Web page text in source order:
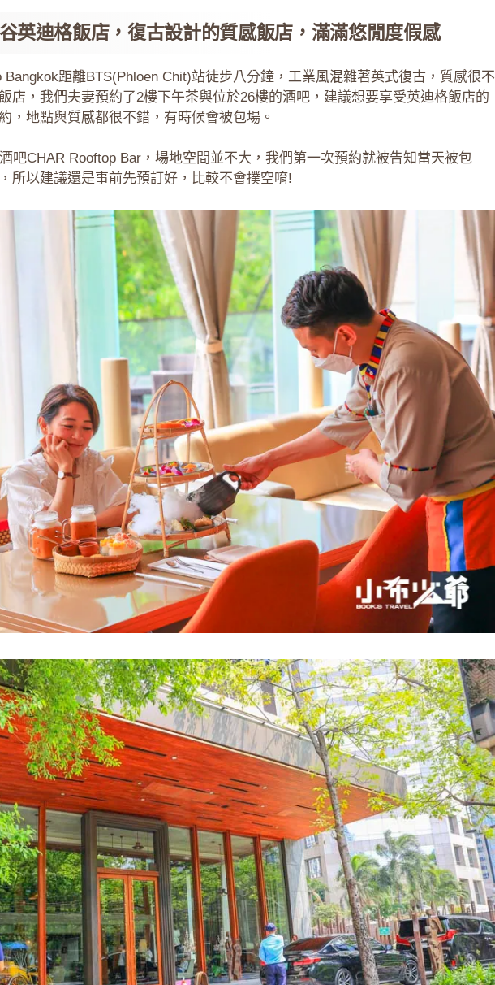
英迪格飯店，復古設計的質感飯店，滿滿悠閒度假感
距離BTS(Phloen Chit)站徒步八分鐘，工業風混雜著英式復古，質感很不
店，我們夫妻預約了2樓下午茶與位於26樓的酒吧，建議想要享受英迪格飯店的
，地點與質感都很不錯，有時候會被包場。
吧CHAR Rooftop Bar，場地空間並不大，我們第一次預約就被告知當天被包
所以建議還是事前先預訂好，比較不會撲空唷!